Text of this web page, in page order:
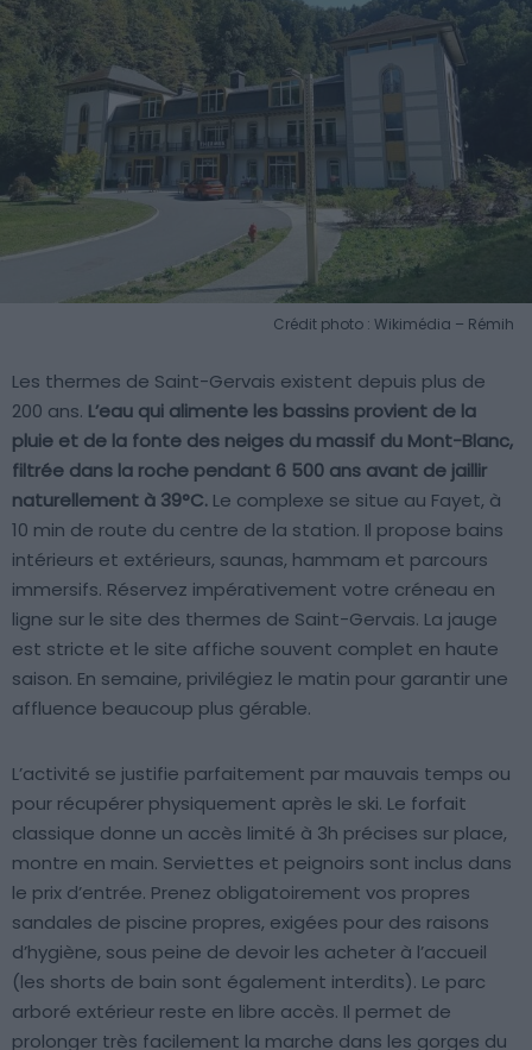
Crédit photo : Wikimédia – Rémih
Les thermes de Saint-Gervais existent depuis plus de
200 ans. L’eau qui alimente les bassins provient de la
pluie et de la fonte des neiges du massif du Mont-Blanc,
filtrée dans la roche pendant 6 500 ans avant de jaillir
naturellement à 39°C. Le complexe se situe au Fayet, à
10 min de route du centre de la station. Il propose bains
intérieurs et extérieurs, saunas, hammam et parcours
immersifs. Réservez impérativement votre créneau en
ligne sur le site des thermes de Saint-Gervais. La jauge
est stricte et le site affiche souvent complet en haute
saison. En semaine, privilégiez le matin pour garantir une
affluence beaucoup plus gérable.
L’activité se justifie parfaitement par mauvais temps ou
pour récupérer physiquement après le ski. Le forfait
classique donne un accès limité à 3h précises sur place,
montre en main. Serviettes et peignoirs sont inclus dans
le prix d’entrée. Prenez obligatoirement vos propres
sandales de piscine propres, exigées pour des raisons
d’hygiène, sous peine de devoir les acheter à l’accueil
(les shorts de bain sont également interdits). Le parc
arboré extérieur reste en libre accès. Il permet de
prolonger très facilement la marche dans les gorges du